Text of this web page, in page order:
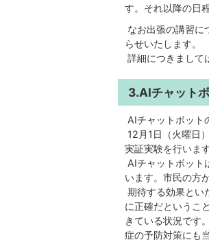
す。それ以降の日
なお出張の講習に
らせいたします。
詳細につきまして
3.AIチャット
AIチャットボット
12月1日（火曜日
実証実験を行います
AIチャットボット
います。市民の方
期待する効果とい
に正確だというこ
きている状況です
症の予防対策にも